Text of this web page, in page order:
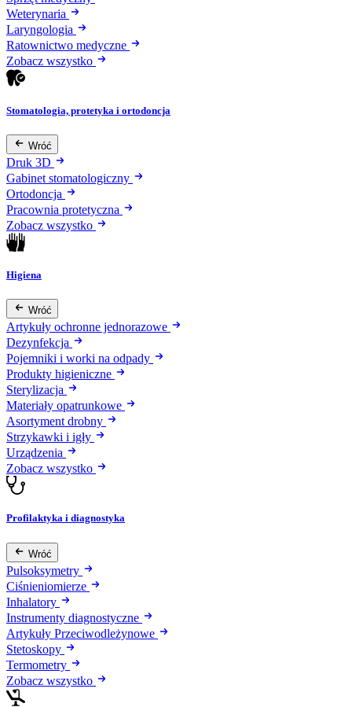
Weterynaria
Laryngologia
Ratownictwo medyczne
Zobacz wszystko
Stomatologia, protetyka i ortodoncja
Wróć
Druk 3D
Gabinet stomatologiczny
Ortodoncja
Pracownia protetyczna
Zobacz wszystko
Higiena
Wróć
Artykuły ochronne jednorazowe
Dezynfekcja
Pojemniki i worki na odpady
Produkty higieniczne
Sterylizacja
Materiały opatrunkowe
Asortyment drobny
Strzykawki i igły
Urządzenia
Zobacz wszystko
Profilaktyka i diagnostyka
Wróć
Pulsoksymetry
Ciśnieniomierze
Inhalatory
Instrumenty diagnostyczne
Artykuły Przeciwodleżynowe
Stetoskopy
Termometry
Zobacz wszystko